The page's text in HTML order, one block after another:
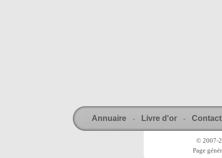
Annuaire - Livre d'or - Contact
© 2007-
Page